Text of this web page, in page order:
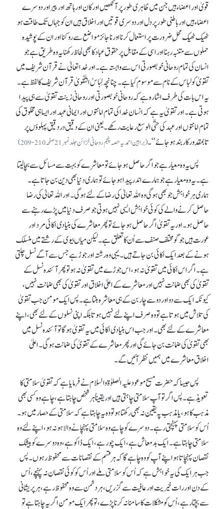
قویٰ اور اعضاء ہیں جن میں ظاہری طور پر آنکھیں اور کان اور ہاتھ اور پیر اور دوسرے
اعضاء ہیں اور باطنی طور پر دل اور دوسری قوتیں اور اخلاق ہیں ان کو جہاں تک طاقت ہو
ٹھیک ٹھیک محلِ ضرورت پر استعمال کرنا اور ناجائز مواضع سے روکنا اور ان کے پوشیدہ
حملوں سے متنبہ رہنا اور اسی کے مقابل پر حقوق عباد کا بھی لحاظ رکھنا یہ وہ طریق ہے جو
انسان کی تمام روحانی خوبصورتی اس سے وابستہ ہے۔ اور خداتعالیٰ نے قرآن شریف میں
تقویٰ کو لباس کے نام سے موسوم کیا ہے۔ چنانچہ لِبَاسُ التَّقْویٰ قرآن شریف کالفظ ہے۔
یہ اس بات کی طرف اشارہ ہے کہ روحانی خوبصورتی اور روحانی زینت تقویٰ سے ہی پیدا
ہوتی ہے۔ اور تقویٰ یہ ہے کہ انسان خدا کی تمام امانتوں اور ایمانی عہد اور ایسا ہی مخلوق کی
تمام امانتوں اور عہد کی حتّی الوسع رعایت رکھے۔ یعنی ان کے دقیق در دقیق پہلوؤں پر
تابمقدور کاربند ہوجائے‘‘۔(براہین احمدیہ حصہ پنجم روحانی خزائن جلد نمبر 21 صفحہ 210-209)
پس یہ وہ معیار ہے جو اگر حاصل ہو جائے تو معاشرے کو بہت سے مسائل سے بچا لیتا
ہے۔ یہ وہ معیار ہے جو ہمارے اندر پیدا ہو جائے تو ہماری دنیا بھی دین بن جاتا ہے۔
ہماری ہر خواہش جو بھی ہو گی وہ اللہ تعالیٰ کی رضا کے لئے ہو گی۔ اور اللہ تعالیٰ کی رضا
حاصل کرنے والے کی کوئی خواہش ایسی نہیں ہوتی جو صرف دنیا میں پڑے رہنے سے
حاصل ہو۔ اور یہ تقویٰ اگر حاصل ہو جائے تو پھر معاشرے کی بنیادی اکائی مرد اور
عورت ہیں جو گو مختلف صنف سے اُن کا تعلق ہے۔ لیکن میاں بیوی کے رشتے میں منسلک
ہونے کے بعد ایک اکائی بن جاتے ہیں۔ یہی وہ رشتہ اور جوڑ ہے جس سے آگے نسل چلتی
ہے۔ اگر اس اکائی میں تقویٰ نہ ہو، اس جوڑے میں تقویٰ نہ ہو تو پھر آئندہ نسل کے
تقویٰ کی بھی ضمانت نہیں اور معاشرے کے اعلیٰ اخلاق اور تقویٰ کی بھی ضمانت نہیں،
کیونکہ ایک سے دو اور دو سے چار بن کے ہی معاشرہ بنتا ہے۔ پس ایک مومن جب تقویٰ
کی تلاش میں ہوتا ہے تو وہ صرف اپنے لئے نہیں ہوتا بلکہ اپنی نسلوں کے لئے بھی، اپنے
معاشرے کے لئے بھی۔ اور جب اس بنیادی اکائی میں یہ تقویٰ ہوگا تو آئندہ نسل میں
بھی تقویٰ کی ضمانت بن جائے گی اور پھر معاشرے کے تقویٰ کی ضمانت ہو گی۔ اعلیٰ
اخلاق معاشرے میں ہمیں نظرآئیں گے۔
پس جیسا کہ حضرت مسیح موعود علیہ الصلوٰۃ والسلام نے فرمایا ہے کہ تقویٰ سلامتی کا
تعویذ ہے۔ پس اگر تو آپ سلامتی چاہتی ہیں اور یقینا ًہر شخص چاہتا ہے، چاہے وہ کسی بھی
مذہب کا ہو، یامذہب پہ یقین نہ بھی رکھتا ہو تو وہ یہ چاہتا ہے کہ سلامتی کے حصار میں ہو۔
اُس کو سلامتی پہنچتی رہے۔ دوسرے کو چاہے وہ سلامتی پہنچانے والا ہو نہ ہو، اپنے لئے وہ
سلامتی چاہتا ہے۔ ایک بدمعاش ہے، ایک چور ہے، ایک ڈاکو ہے، وہ دوسرے کو بیشک
نقصان پہنچاتاہو اپنے آپ کو وہ چاہے گا کہ ہر قسم کے نقصانات سے محفوظ رہوں۔ پس
جب ہر ایک کی یہ خواہش ہے کہ اُس کو سلامتی ملے اور اُس کو کوئی نقصان نہ پہنچے، اُس
کے دن اور رات خیریت اور عافیت سے گزریں، ہر دشمن سے وہ محفوظ رہے، ہر پریشانی
سے بچتا رہے، اُس کومشکلات کا سامنا نہ کرنا پڑے، تو پھر ایک مومن اگر یہ چاہتا ہے تو